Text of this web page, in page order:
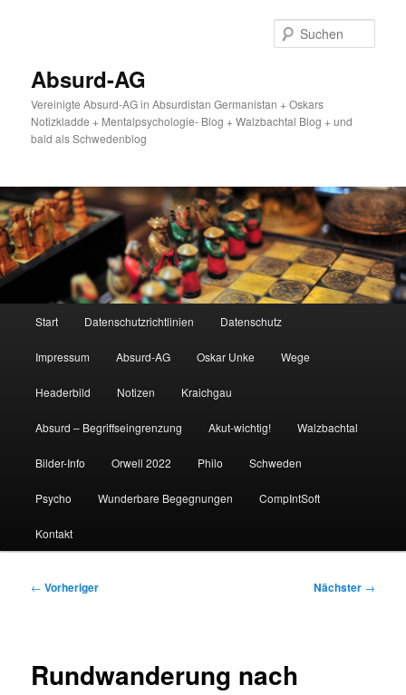
Absurd-AG
Vereinigte Absurd-AG in Absurdistan Germanistan + Oskars
Notizkladde + Mentalpsychologie- Blog + Walzbachtal Blog + und
bald als Schwedenblog
Start Datenschutzrichtlinien Datenschutz
Impressum Absurd-AG Oskar Unke Wege
Headerbild Notizen Kraichgau
Absurd – Begriffseingrenzung Akut-wichtig! Walzbachtal
Bilder-Info Orwell 2022 Philo Schweden
Psycho Wunderbare Begegnungen CompIntSoft
Kontakt
Beitragsnavigation
← Vorheriger Nächster →
Rundwanderung nach